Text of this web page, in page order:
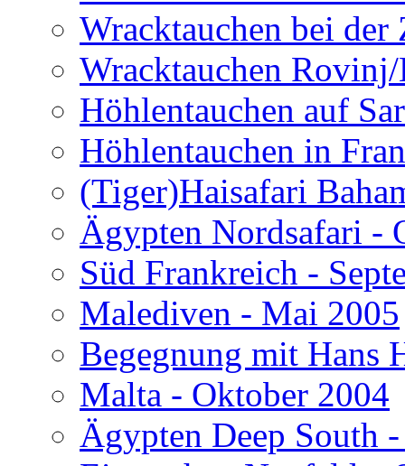
Wracktauchen bei der
Wracktauchen
Höhlentauchen auf
Höhlentauchen in
(Tiger)Haisafari
Ägypten Nordsafari -
Süd Frankreich -
Malediven - Mai 2005
Begegnung mit Hans
Malta - Oktober 2004
Ägypten Deep South